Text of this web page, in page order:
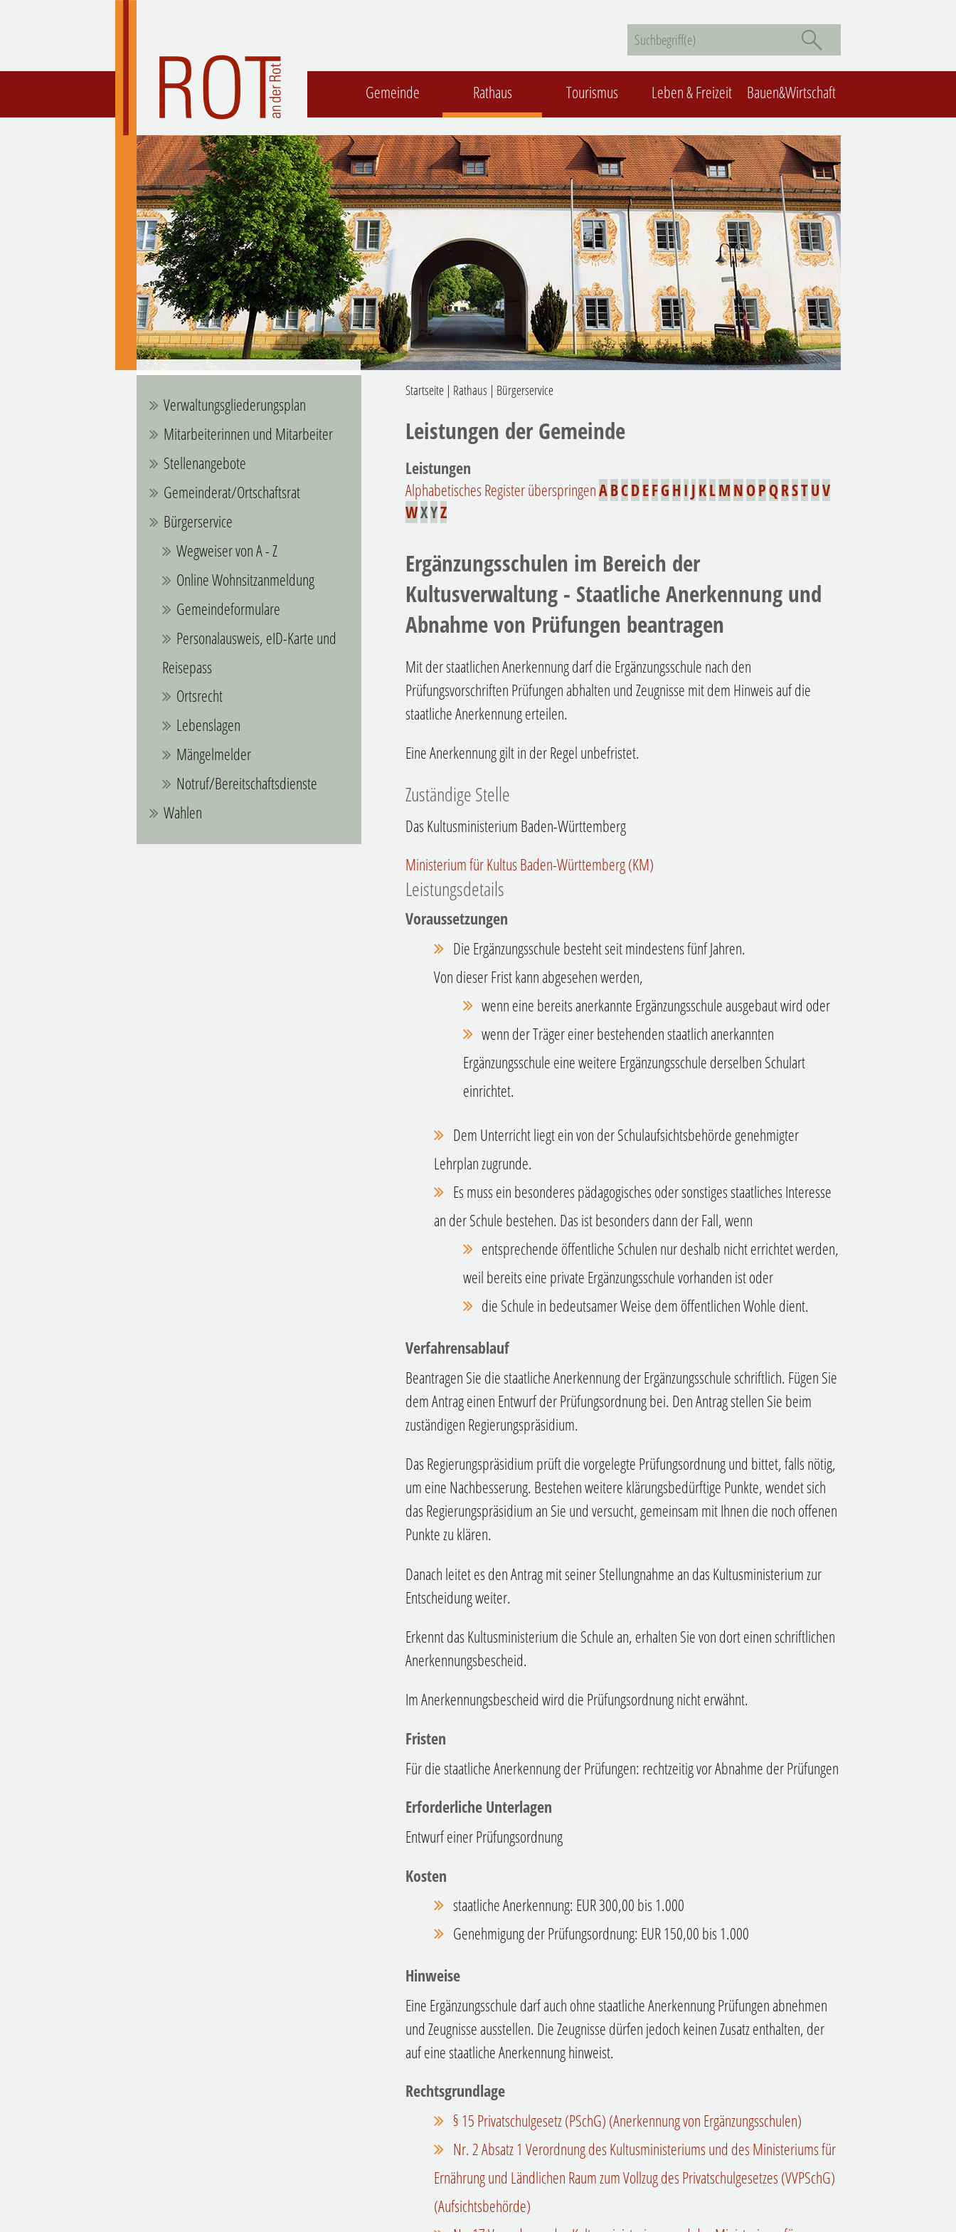
Gemeinde Rathaus Tourismus Leben & Freizeit Bauen&Wirtschaft
Verwaltungsgliederungsplan
Mitarbeiterinnen und Mitarbeiter
Stellenangebote
Gemeinderat/Ortschaftsrat
Bürgerservice
Wegweiser von A - Z
Online Wohnsitzanmeldung
Gemeindeformulare
Personalausweis, eID-Karte und
Reisepass
Ortsrecht
Lebenslagen
Mängelmelder
Notruf/Bereitschaftsdienste
Wahlen
Startseite | Rathaus | Bürgerservice
Leistungen der Gemeinde
Leistungen
Alphabetisches Register überspringenABCDEFGH I JKLMNOPQRSTUV
WXYZ
Ergänzungsschulen im Bereich der
Kultusverwaltung - Staatliche Anerkennung und
Abnahme von Prüfungen beantragen
Mit der staatlichen Anerkennung darf die Ergänzungsschule nach den
Prüfungsvorschriften Prüfungen abhalten und Zeugnisse mit dem Hinweis auf die
staatliche Anerkennung erteilen.
Eine Anerkennung gilt in der Regel unbefristet.
Zuständige Stelle
Das Kultusministerium Baden-Württemberg
Ministerium für Kultus Baden-Württemberg (KM)
Leistungsdetails
Voraussetzungen
Die Ergänzungsschule besteht seit mindestens fünf Jahren.
Von dieser Frist kann abgesehen werden,
wenn eine bereits anerkannte Ergänzungsschule ausgebaut wird oder
wenn der Träger einer bestehenden staatlich anerkannten
Ergänzungsschule eine weitere Ergänzungsschule derselben Schulart
einrichtet.
Dem Unterricht liegt ein von der Schulaufsichtsbehörde genehmigter
Lehrplan zugrunde.
Es muss ein besonderes pädagogisches oder sonstiges staatliches Interesse
an der Schule bestehen. Das ist besonders dann der Fall, wenn
entsprechende öffentliche Schulen nur deshalb nicht errichtet werden,
weil bereits eine private Ergänzungsschule vorhanden ist oder
die Schule in bedeutsamer Weise dem öffentlichen Wohle dient.
Verfahrensablauf
Beantragen Sie die staatliche Anerkennung der Ergänzungsschule schriftlich. Fügen Sie
dem Antrag einen Entwurf der Prüfungsordnung bei. Den Antrag stellen Sie beim
zuständigen Regierungspräsidium.
Das Regierungspräsidium prüft die vorgelegte Prüfungsordnung und bittet, falls nötig,
um eine Nachbesserung. Bestehen weitere klärungsbedürftige Punkte, wendet sich
das Regierungspräsidium an Sie und versucht, gemeinsam mit Ihnen die noch offenen
Punkte zu klären.
Danach leitet es den Antrag mit seiner Stellungnahme an das Kultusministerium zur
Entscheidung weiter.
Erkennt das Kultusministerium die Schule an, erhalten Sie von dort einen schriftlichen
Anerkennungsbescheid.
Im Anerkennungsbescheid wird die Prüfungsordnung nicht erwähnt.
Fristen
Für die staatliche Anerkennung der Prüfungen: rechtzeitig vor Abnahme der Prüfungen
Erforderliche Unterlagen
Entwurf einer Prüfungsordnung
Kosten
staatliche Anerkennung: EUR 300,00 bis 1.000
Genehmigung der Prüfungsordnung: EUR 150,00 bis 1.000
Hinweise
Eine Ergänzungsschule darf auch ohne staatliche Anerkennung Prüfungen abnehmen
und Zeugnisse ausstellen. Die Zeugnisse dürfen jedoch keinen Zusatz enthalten, der
auf eine staatliche Anerkennung hinweist.
Rechtsgrundlage
§ 15 Privatschulgesetz (PSchG) (Anerkennung von Ergänzungsschulen)
Nr. 2 Absatz 1 Verordnung des Kultusministeriums und des Ministeriums für
Ernährung und Ländlichen Raum zum Vollzug des Privatschulgesetzes (VVPSchG)
(Aufsichtsbehörde)